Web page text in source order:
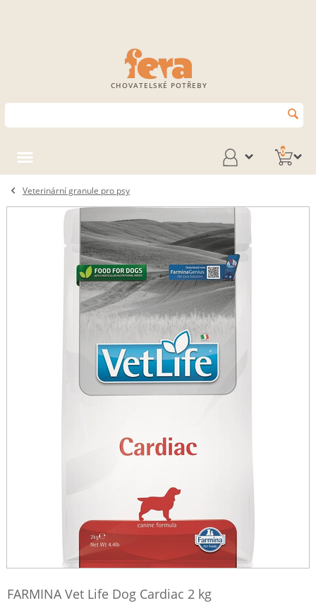
CHOVATELSKÉ POTŘEBY
0
Veterinární granule pro psy
FARMINA Vet Life Dog Cardiac 2 kg